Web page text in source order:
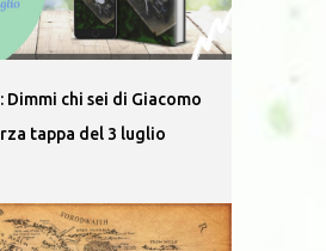
Dimmi chi sei di Giacomo
tappa del 3 luglio